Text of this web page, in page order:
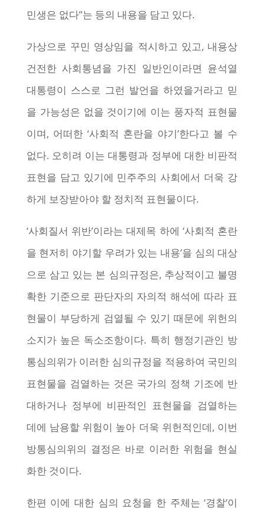
민생은 없다”는 등의 내용을 담고 있다.
가상으로 꾸민 영상임을 적시하고 있고, 내용상
건전한 사회통념을 가진 일반인이라면 윤석열
대통령이 스스로 그런 발언을 하였을거라고 믿
을 가능성은 없을 것이기에 이는 풍자적 표현물
이며, 어떠한 ‘사회적 혼란을 야기’한다고 볼 수
없다. 오히려 이는 대통령과 정부에 대한 비판적
표현을 담고 있기에 민주주의 사회에서 더욱 강
하게 보장받아야 할 정치적 표현물이다.
‘사회질서 위반’이라는 대제목 하에 ‘사회적 혼란
을 현저히 야기할 우려가 있는 내용’을 심의 대상
으로 삼고 있는 본 심의규정은, 추상적이고 불명
확한 기준으로 판단자의 자의적 해석에 따라 표
현물이 부당하게 검열될 수 있기 때문에 위헌의
소지가 높은 독소조항이다. 특히 행정기관인 방
통심의위가 이러한 심의규정을 적용하여 국민의
표현물을 검열하는 것은 국가의 정책 기조에 반
대하거나 정부에 비판적인 표현물을 검열하는
데에 남용할 위험이 높아 더욱 위헌적인데, 이번
방통심의위의 결정은 바로 이러한 위험을 현실
화한 것이다.
한편 이에 대한 심의 요청을 한 주체는 ‘경찰’이